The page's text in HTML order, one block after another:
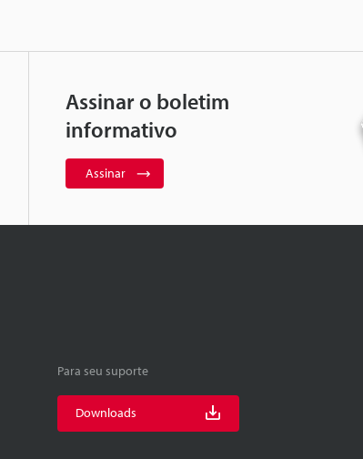
Assinar o boletim
informativo
Assinar
Para seu suporte
Downloads